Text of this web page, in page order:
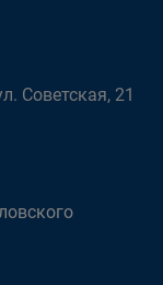
Советская, 21